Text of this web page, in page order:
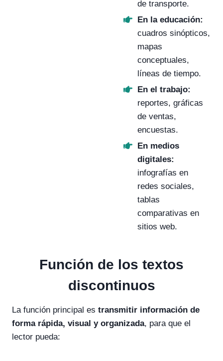
de transporte.
En la educación:
cuadros sinópticos,
mapas
conceptuales,
líneas de tiempo.
En el trabajo:
reportes, gráficas
de ventas,
encuestas.
En medios
digitales:
infografías en
redes sociales,
tablas
comparativas en
sitios web.
Función de los textos
discontinuos
La función principal es transmitir información de
forma rápida, visual y organizada, para que el
lector pueda: